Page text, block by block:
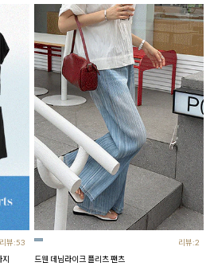
리뷰:53
지
리뷰:2
드웬 데님라이크 플리츠 팬츠